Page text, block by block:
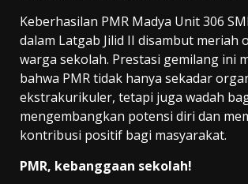
Keberhasilan PMR Madya Unit 306
dalam Latgab Jilid II disambut meriah
warga sekolah. Prestasi gemilang ini
bahwa PMR tidak hanya sekadar
ekstrakurikuler, tetapi juga wadah
mengembangkan potensi diri dan
kontribusi positif bagi masyarakat.
PMR, kebanggaan sekolah!